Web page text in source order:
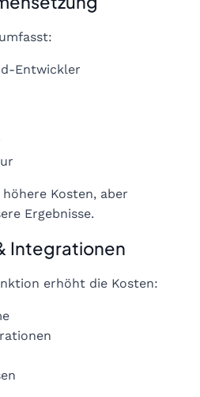
Entwickler
Kosten, aber
Ergebnisse.
Integrationen
erhöht die Kosten: